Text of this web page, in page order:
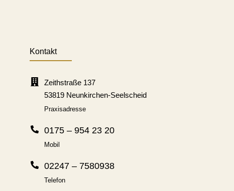
Kontakt
Zeithstraße 137
53819 Neunkirchen-Seelscheid
Praxisadresse
0175 – 954 23 20
Mobil
02247 – 7580938
Telefon